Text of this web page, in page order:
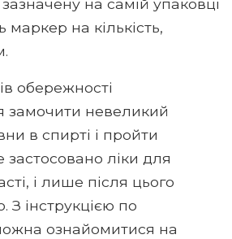
на самій упаковці
маркер на кількість,
обережності
замочити невеликий
в спирті і пройти
застосовано ліки для
і лише після цього
З інструкцією по
ознайомитися на